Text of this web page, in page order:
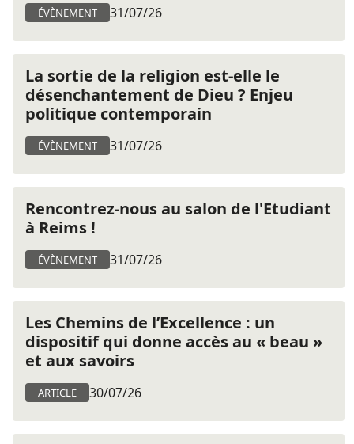
ÉVÈNEMENT 31/07/26
La sortie de la religion est-elle le
désenchantement de Dieu ? Enjeu
politique contemporain
ÉVÈNEMENT 31/07/26
Rencontrez-nous au salon de l'Etudiant
à Reims !
ÉVÈNEMENT 31/07/26
Les Chemins de l’Excellence : un
dispositif qui donne accès au « beau »
et aux savoirs
ARTICLE 30/07/26